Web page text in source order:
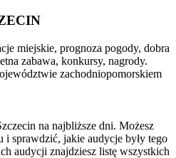
miejskie, prognoza pogody, dobra
zabawa, konkursy, nagrody.
zachodniopomorskiem
na najbliższe dni. Możesz
i sprawdzić, jakie audycje były tego
audycji znajdziesz listę wszystkich